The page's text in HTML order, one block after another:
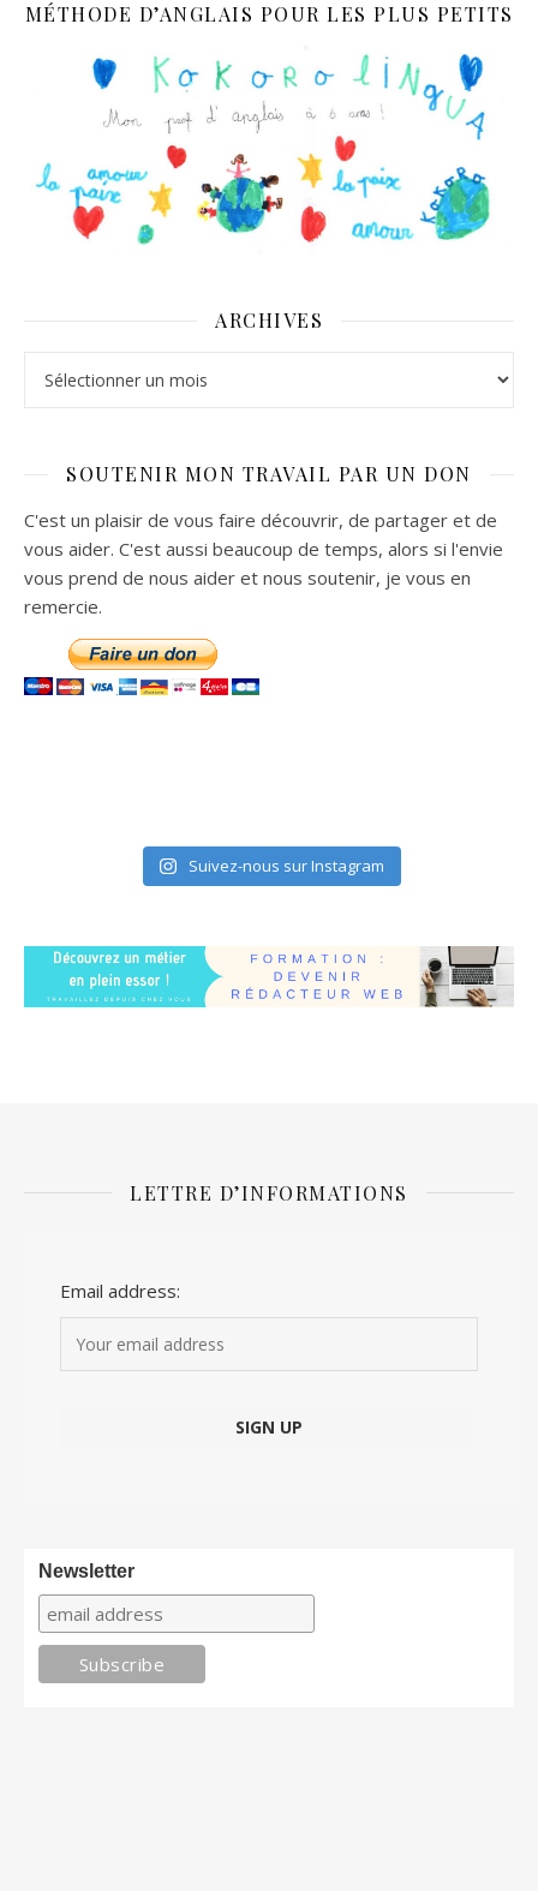
MÉTHODE D’ANGLAIS POUR LES PLUS PETITS
ARCHIVES
SOUTENIR MON TRAVAIL PAR UN DON
C'est un plaisir de vous faire découvrir, de partager et de
vous aider. C'est aussi beaucoup de temps, alors si l'envie
vous prend de nous aider et nous soutenir, je vous en
remercie.
Suivez-nous sur Instagram
LETTRE D’INFORMATIONS
Email address:
Newsletter